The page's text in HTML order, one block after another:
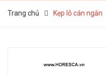
Trang chủ Kẹp lỗ cán ngắn